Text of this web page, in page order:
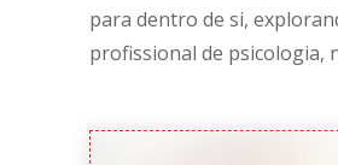
para dentro de si,
profissional de psicologia,